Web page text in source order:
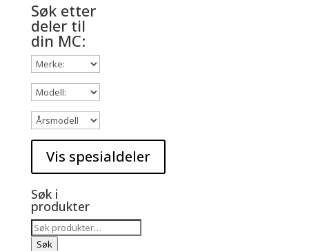
Søk etter
deler til
din MC:
Søk i
produkter
Søk
etter:
Søk